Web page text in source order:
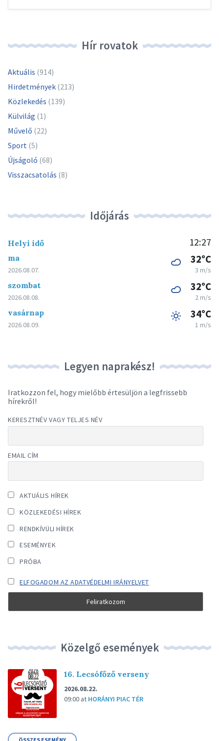
Hír rovatok
Aktuális (914)
Hirdetmények (213)
Közlekedés (139)
Külvilág (1)
Művelő (22)
Sport (5)
Újságoló (68)
Visszacsatolás (8)
Időjárás
Helyi idő 12:27
ma
2026.08.07.
32°C
3 m/s
szombat
2026.08.08.
32°C
2 m/s
vasárnap
2026.08.09.
34°C
1 m/s
Legyen naprakész!
Iratkozzon fel, hogy mielőbb értesüljön a legfrissebb
hírekről!
KERESZTNÉV VAGY TELJES NÉV
EMAIL CÍM
AKTUÁLIS HÍREK
KÖZLEKEDÉSI HÍREK
RENDKÍVÜLI HÍREK
ESEMÉNYEK
PRÓBA
ELFOGADOM AZ ADATVÉDELMI IRÁNYELVET
Közelgő események
16. Lecsófőző verseny
2026.08.22.
09:00 at HORÁNYI PIAC TÉR